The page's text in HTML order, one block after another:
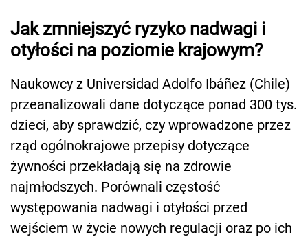
Jak zmniejszyć ryzyko nadwagi i
otyłości na poziomie krajowym?
Naukowcy z Universidad Adolfo Ibáñez (Chile)
przeanalizowali dane dotyczące ponad 300 tys.
dzieci, aby sprawdzić, czy wprowadzone przez
rząd ogólnokrajowe przepisy dotyczące
żywności przekładają się na zdrowie
najmłodszych. Porównali częstość
występowania nadwagi i otyłości przed
wejściem w życie nowych regulacji oraz po ich